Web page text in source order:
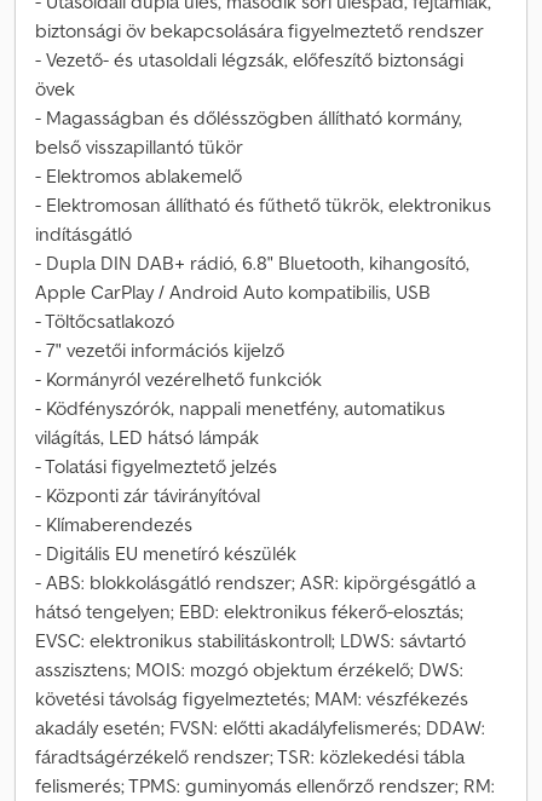
biztonsági öv bekapcsolására figyelmeztető rendszer
- Vezető- és utasoldali légzsák, előfeszítő biztonsági
övek
- Magasságban és dőlésszögben állítható kormány,
belső visszapillantó tükör
- Elektromos ablakemelő
- Elektromosan állítható és fűthető tükrök, elektronikus
indításgátló
- Dupla DIN DAB+ rádió, 6.8" Bluetooth, kihangosító,
Apple CarPlay / Android Auto kompatibilis, USB
- Töltőcsatlakozó
- 7" vezetői információs kijelző
- Kormányról vezérelhető funkciók
- Ködfényszórók, nappali menetfény, automatikus
világítás, LED hátsó lámpák
- Tolatási figyelmeztető jelzés
- Központi zár távirányítóval
- Klímaberendezés
- Digitális EU menetíró készülék
- ABS: blokkolásgátló rendszer; ASR: kipörgésgátló a
hátsó tengelyen; EBD: elektronikus fékerő-elosztás;
EVSC: elektronikus stabilitáskontroll; LDWS: sávtartó
asszisztens; MOIS: mozgó objektum érzékelő; DWS:
követési távolság figyelmeztetés; MAM: vészfékezés
akadály esetén; FVSN: előtti akadályfelismerés; DDAW:
fáradtságérzékelő rendszer; TSR: közlekedési tábla
felismerés; TPMS: guminyomás ellenőrző rendszer; RM: